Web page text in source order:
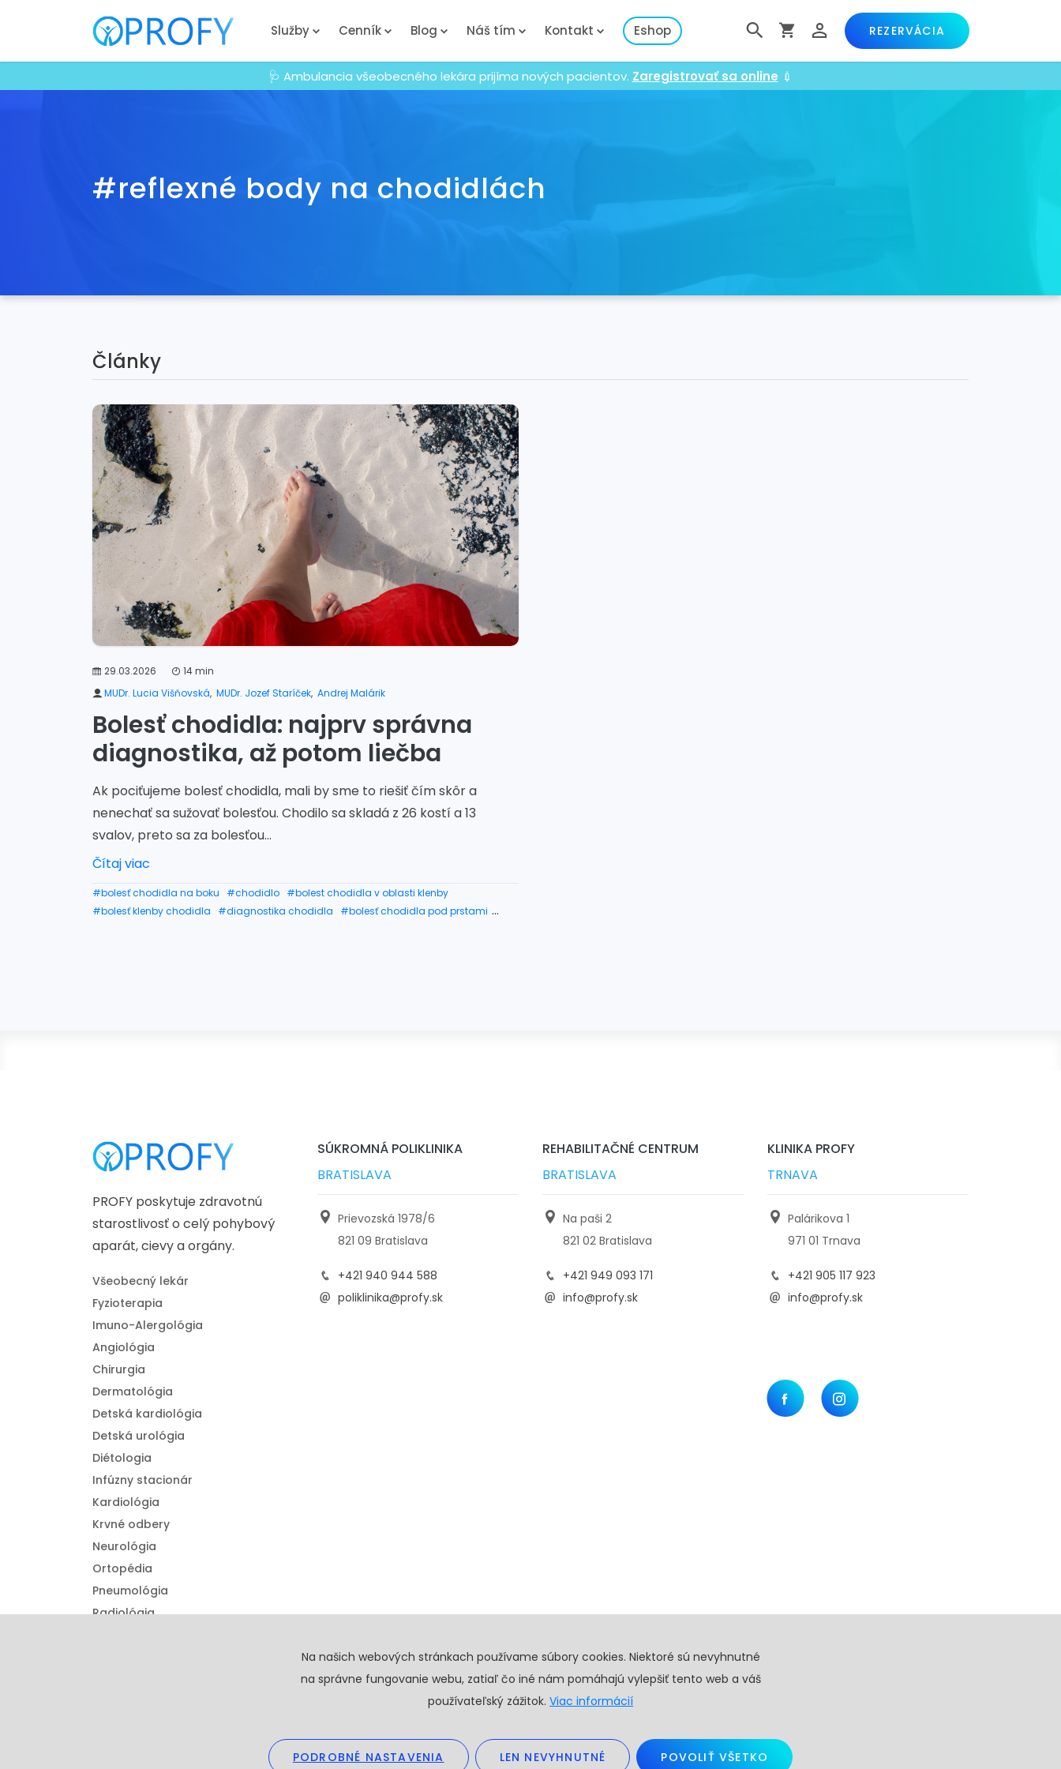
Služby Cenník Blog Náš tím Kontakt Eshop REZERVÁCIA
🩺 Ambulancia všeobecného lekára prijíma nových pacientov. Zaregistrovať sa online 💉
#reflexné body na chodidlách
Články
29.03.2026
14 min
MUDr. Lucia Višňovská, MUDr. Jozef Staríček, Andrej Malárik
Bolesť chodidla: najprv správna
diagnostika, až potom liečba
Ak pociťujeme bolesť chodidla, mali by sme to riešiť čím skôr a
nenechať sa sužovať bolesťou. Chodilo sa skladá z 26 kostí a 13
svalov, preto sa za bolesťou...
Čítaj viac
#bolesť chodidla na boku #chodidlo #bolest chodidla v oblasti klenby
#bolesť klenby chodidla
#diagnostika chodidla
#bolesť chodidla pod prstami
PROFY poskytuje zdravotnú
starostlivosť o celý pohybový
aparát, cievy a orgány.
Všeobecný lekár
Fyzioterapia
Imuno-Alergológia
Angiológia
Chirurgia
Dermatológia
Detská kardiológia
Detská urológia
Diétologia
Infúzny stacionár
Kardiológia
Krvné odbery
Neurológia
Ortopédia
Pneumológia
Radiológia
SÚKROMNÁ POLIKLINIKA
BRATISLAVA
Prievozská 1978/6
821 09 Bratislava
+421 940 944 588
poliklinika@profy.sk
REHABILITAČNÉ CENTRUM
BRATISLAVA
Na paši 2
821 02 Bratislava
+421 949 093 171
info@profy.sk
KLINIKA PROFY
TRNAVA
Palárikova 1
971 01 Trnava
+421 905 117 923
info@profy.sk
Na našich webových stránkach používame súbory cookies. Niektoré sú nevyhnutné
na správne fungovanie webu, zatiaľ čo iné nám pomáhajú vylepšiť tento web a váš
používateľský zážitok. Viac informácií
PODROBNÉ NASTAVENIA LEN NEVYHNUTNÉ POVOLIŤ VŠETKO